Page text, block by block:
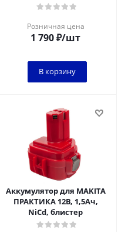
Розничная цена
1 790₽/шт
В корзину
Аккумулятор для MAKITA
ПРАКТИКА 12В, 1,5Ач,
NiCd, блистер